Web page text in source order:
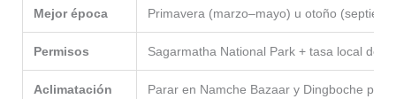
Mejor época Primavera (marzo–mayo) u otoño
Permisos Sagarmatha National Park + tasa local del
Aclimatación Parar en Namche Bazaar y Dingboche